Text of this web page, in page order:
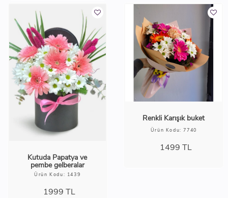
Kutuda Papatya ve
pembe gelberalar
Ürün Kodu: 1439
1999 TL
Renkli Karışık buket
Ürün Kodu: 7740
1499 TL